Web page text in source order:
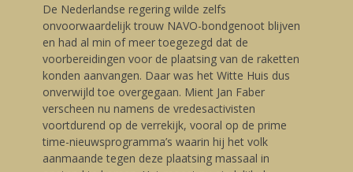
De Nederlandse regering wilde zelfs
onvoorwaardelijk trouw NAVO-bondgenoot blijven
en had al min of meer toegezegd dat de
voorbereidingen voor de plaatsing van de raketten
konden aanvangen. Daar was het Witte Huis dus
onverwijld toe overgegaan. Mient Jan Faber
verscheen nu namens de vredesactivisten
voortdurend op de verrekijk, vooral op de prime
time-nieuwsprogramma’s waarin hij het volk
aanmaande tegen deze plaatsing massaal in